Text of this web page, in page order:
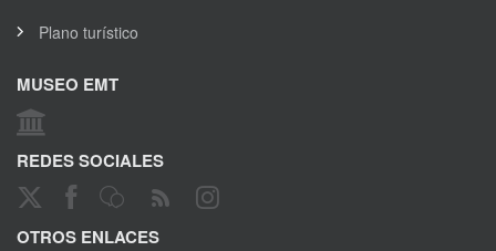
Plano turístico
MUSEO EMT
REDES SOCIALES
OTROS ENLACES